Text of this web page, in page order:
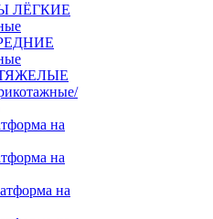
ЛЁГКИЕ
на
на
на